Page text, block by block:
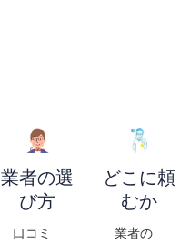
業者の選
び方
口コミ
どこに頼
むか
業者の